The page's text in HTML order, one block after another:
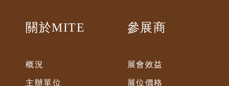
關於MITE
概況
主辦單位
參展商
展會效益
展位價格